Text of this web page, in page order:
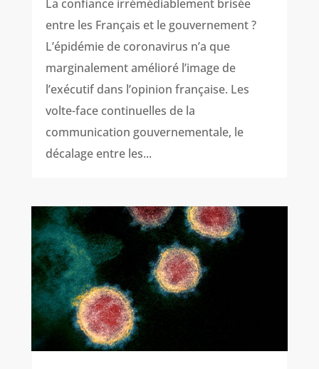
La confiance irrémédiablement brisée
entre les Français et le gouvernement ?
L’épidémie de coronavirus n’a que
marginalement amélioré l’image de
l’exécutif dans l’opinion française. Les
volte-face continuelles de la
communication gouvernementale, le
décalage entre les...